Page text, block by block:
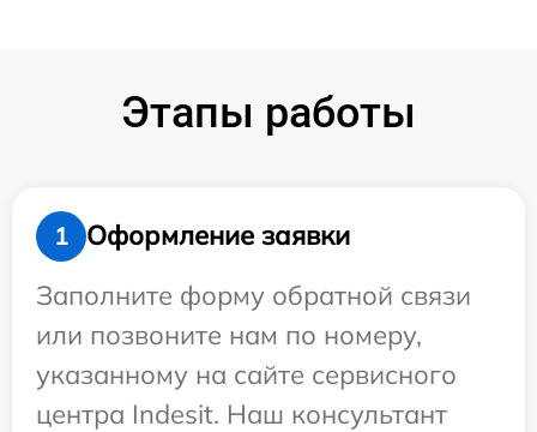
Этапы работы
1
Оформление заявки
Заполните форму обратной связи
или позвоните нам по номеру,
указанному на сайте сервисного
центра Indesit. Наш консультант